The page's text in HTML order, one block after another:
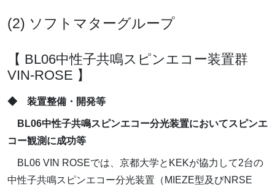
(2) ソフトマターグループ
【 BL06中性子共鳴スピンエコー装置群
VIN-ROSE 】
◆ 装置整備・開発等
BL06中性子共鳴スピンエコー分光装置においてスピンエ
コー観測に成功等
BL06 VIN ROSEでは、京都大学とKEKが協力して2台の
中性子共鳴スピンエコー分光装置（MIEZE型及びNRSE